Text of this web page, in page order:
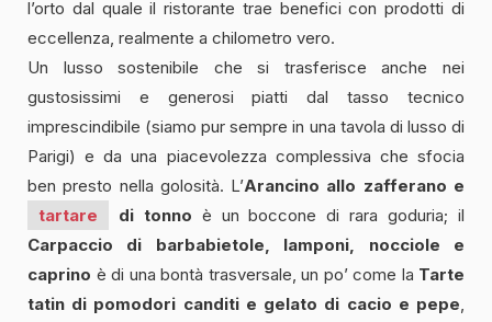
l’orto dal quale il ristorante trae benefici con prodotti di
eccellenza, realmente a chilometro vero.
Un lusso sostenibile che si trasferisce anche nei
gustosissimi e generosi piatti dal tasso tecnico
imprescindibile (siamo pur sempre in una tavola di lusso di
Parigi) e da una piacevolezza complessiva che sfocia
ben presto nella golosità. L’Arancino allo zafferano e
tartare
di tonno è un boccone di rara goduria; il
Carpaccio di barbabietole, lamponi, nocciole e
caprino è di una bontà trasversale, un po’ come la Tarte
tatin di pomodori canditi e gelato di cacio e pepe,